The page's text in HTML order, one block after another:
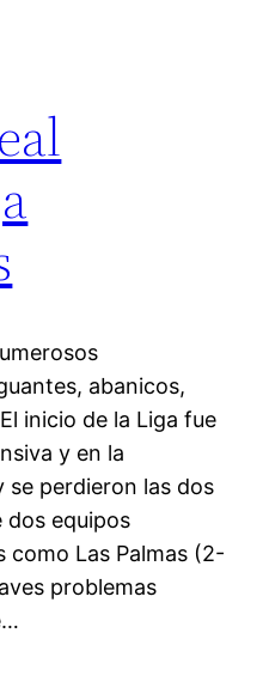
abanicos,
inicio de la Liga fue
y en la
se perdieron las dos
dos equipos
Las Palmas (2-
problemas